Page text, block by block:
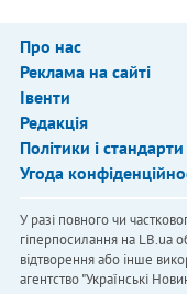
Про нас
Реклама на сайті
Івенти
Редакція
Політики і стандарти
Угода
У разі повного чи
гіперпосилання на LB.ua
відтворення або інше
агентство "Українськi